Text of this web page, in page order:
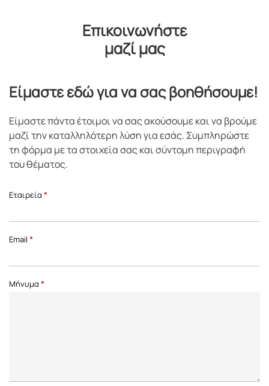
Επικοινωνήστε
μαζί μας
Είμαστε εδώ για να σας βοηθήσουμε!
Είμαστε πάντα έτοιμοι να σας ακούσουμε και να βρούμε
μαζί την καταλληλότερη λύση για εσάς. Συμπληρώστε
τη φόρμα με τα στοιχεία σας και σύντομη περιγραφή
του θέματος.
Επικοινωνία
Page
Εταιρεία *
Email *
Μήνυμα *